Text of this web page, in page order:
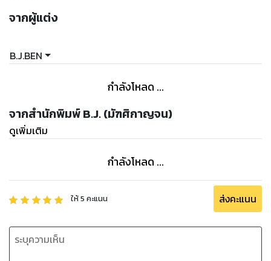
จากผู้แต่ง
B.J.BEN
กำลังโหลด ...
จากสำนักพิมพ์ B.J. (มัฑศิกาญจน)
ดูเพิ่มเติม
กำลังโหลด ...
ให้5 คะแนน ส่งคะแนน